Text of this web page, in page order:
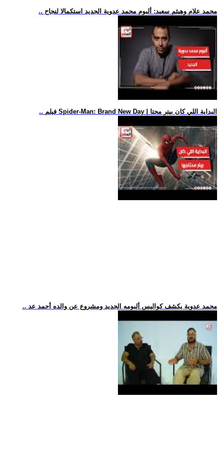
.. محمد علام وهيثم سعيد: ألبوم محمد عدوية الجديد استكمالا لنجاح
.. فيلم Spider-Man: Brand New Day | البداية اللي كان بيتر محتا
.. محمد عدوية يكشف كواليس ألبومه الجديد ومشروع عن والده أحمد عد